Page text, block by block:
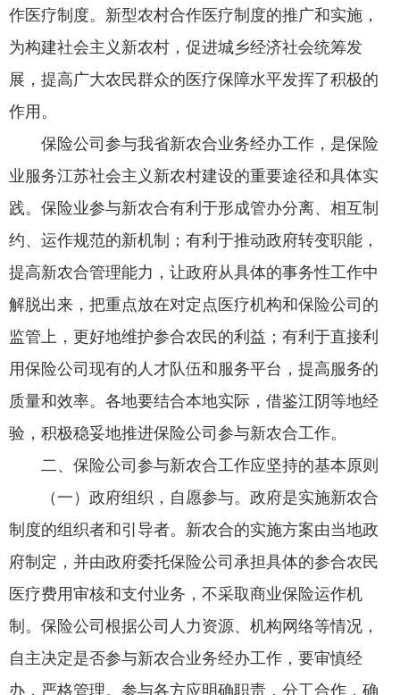
作医疗制度。新型农村合作医疗制度的推广和实施，
为构建社会主义新农村，促进城乡经济社会统筹发
展，提高广大农民群众的医疗保障水平发挥了积极的
作用。
保险公司参与我省新农合业务经办工作，是保险
业服务江苏社会主义新农村建设的重要途径和具体实
践。保险业参与新农合有利于形成管办分离、相互制
约、运作规范的新机制；有利于推动政府转变职能，
提高新农合管理能力，让政府从具体的事务性工作中
解脱出来，把重点放在对定点医疗机构和保险公司的
监管上，更好地维护参合农民的利益；有利于直接利
用保险公司现有的人才队伍和服务平台，提高服务的
质量和效率。各地要结合本地实际，借鉴江阴等地经
验，积极稳妥地推进保险公司参与新农合工作。
二、保险公司参与新农合工作应坚持的基本原则
（一）政府组织，自愿参与。政府是实施新农合
制度的组织者和引导者。新农合的实施方案由当地政
府制定，并由政府委托保险公司承担具体的参合农民
医疗费用审核和支付业务，不采取商业保险运作机
制。保险公司根据公司人力资源、机构网络等情况，
自主决定是否参与新农合业务经办工作，要审慎经
办，严格管理。参与各方应明确职责，分工合作，确